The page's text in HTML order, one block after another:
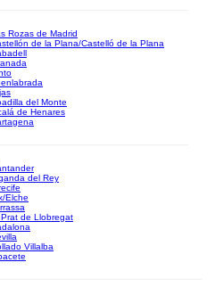
Rozas de Madrid
de la Plana/Castelló de la Plana
del Monte
de Henares
del Rey
Elche
de Llobregat
Villalba